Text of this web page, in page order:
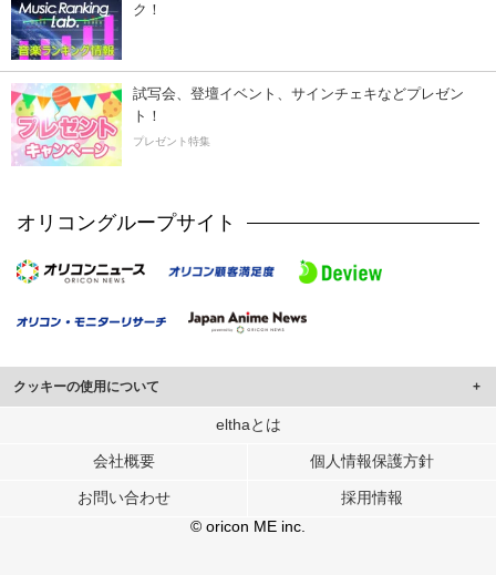
ク！
試写会、登壇イベント、サインチェキなどプレゼン
ト！
プレゼント特集
オリコングループサイト
クッキーの使用について
このサイトでは Cookie を使用して、ユーザーに合わせたコンテンツや広告の
行っています。
メディアや広告配信、データ解析の各パートナーに提供しています。
各パートナーは、この情報とユーザーが各パートナーに提供した他の情報や、
ユーザーが各パートナーのサービスを使用したときに収集した他の情報を組み
elthaとは
会社概要 個人情報保護方針
お問い合わせ
採用情報
© oricon ME inc.